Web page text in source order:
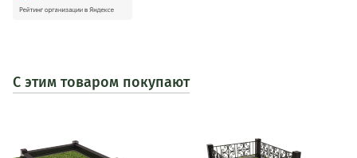
С этим товаром покупают